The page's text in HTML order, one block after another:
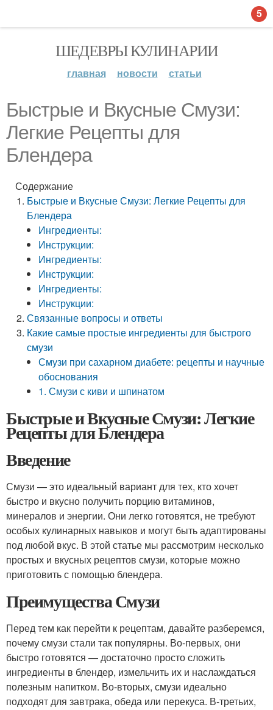
ШЕДЕВРЫ КУЛИНАРИИ
главная новости статьи
Быстрые и Вкусные Смузи:
Легкие Рецепты для
Блендера
Содержание
Быстрые и Вкусные Смузи: Легкие Рецепты для
Блендера
Ингредиенты:
Инструкции:
Ингредиенты:
Инструкции:
Ингредиенты:
Инструкции:
Связанные вопросы и ответы
Какие самые простые ингредиенты для быстрого
смузи
Смузи при сахарном диабете: рецепты и научные
обоснования
1. Смузи с киви и шпинатом
Быстрые и Вкусные Смузи: Легкие
Рецепты для Блендера
Введение
Смузи — это идеальный вариант для тех, кто хочет
быстро и вкусно получить порцию витаминов,
минералов и энергии. Они легко готовятся, не требуют
особых кулинарных навыков и могут быть адаптированы
под любой вкус. В этой статье мы рассмотрим несколько
простых и вкусных рецептов смузи, которые можно
приготовить с помощью блендера.
Преимущества Смузи
Перед тем как перейти к рецептам, давайте разберемся,
почему смузи стали так популярны. Во-первых, они
быстро готовятся — достаточно просто сложить
ингредиенты в блендер, измельчить их и наслаждаться
полезным напитком. Во-вторых, смузи идеально
подходят для завтрака, обеда или перекуса. В-третьих,
5